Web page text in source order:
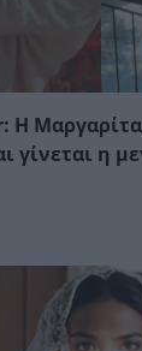
Η
γίνεται η